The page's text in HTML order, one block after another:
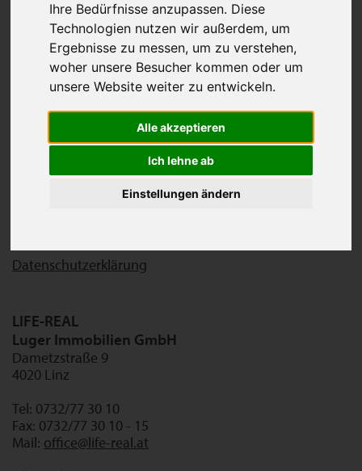
Ihre Bedürfnisse anzupassen. Diese
Technologien nutzen wir außerdem, um
Ergebnisse zu messen, um zu verstehen,
woher unsere Besucher kommen oder um
unsere Website weiter zu entwickeln.
Alle akzeptieren
Ich lehne ab
Einstellungen ändern
Impressum
Rechtsform:
Geschäftsführung:
Luger Margarete, MPA, MBA, akad.
Immobilienmanagerin
Firmenbuchnummer: 255172 d
Firmensitz: Lichtenberg
Datenschutzerklärung
LIFE-REAL
Luger Immobilien GmbH
Dametzstraße 9
4020 Linz
Tel: 0732/77 30 10
Fax: 0732/77 30 10 - 15
Mail: office@life-real.at